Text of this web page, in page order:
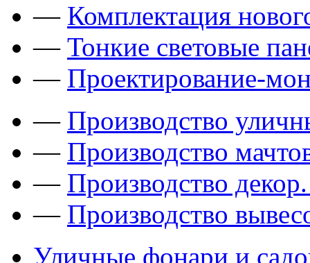
— Комплектация
— Тонкие световые
— Проектирование-
— Производство
— Производство
— Производство
— Производство
Уличные фонари и